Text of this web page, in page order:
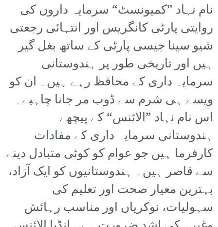
نام نہاد ”کمیونسٹ“ سرمایہ داروں کی
روایتی پارٹی کانگریس اور انتہائی رجعتی
شیو سینا جیسی پارٹی کے ساتھ بغل گیر
ہیں اور تاریخی طور پر ہندوستانی
سرمایہ داری کے محافظ رہے ہیں۔ ان کو
ویسے ہی شرم سے ڈوب مر جانا چاہیے۔
اس نام نہاد ”الائنس“ کے پیچھے
ہندوستانی سرمایہ داری کے مفادات
کارفرما ہیں جو عوام کو کوئی متبادل دینے
سے قاصر ہیں۔ ہندوستانیوں کو ایک آزاد،
بہترین معیار صحت اور تعلیم کی
سہولیات، نوکریاں اور مناسب رہائش